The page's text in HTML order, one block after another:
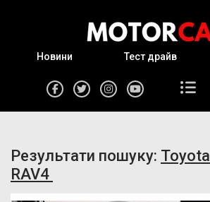
Новини Тест драйв
Результати пошуку: Toyota
RAV4